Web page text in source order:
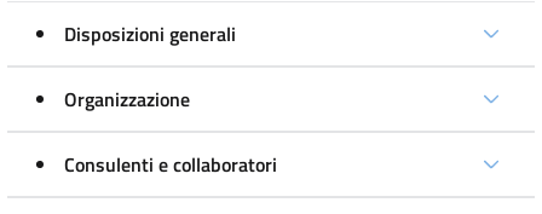
Disposizioni generali
Organizzazione
Consulenti e collaboratori